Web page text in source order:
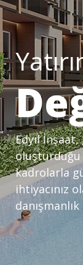
Edyıl
kadrolarla
ihtiyacınız